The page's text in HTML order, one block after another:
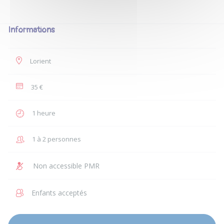
Informations
Lorient
35 €
1 heure
1 à 2 personnes
Non accessible PMR
Enfants acceptés